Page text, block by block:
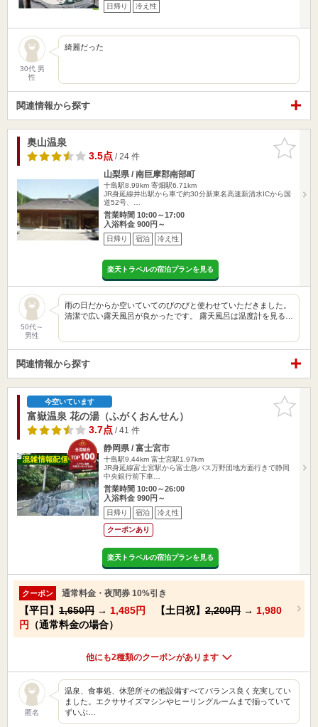
日帰り 冷え性
30代 男
性
綺麗だった
関連情報から探す
お気に入
りに追加
奥山温泉
3.5点/ 24 件
山梨県 / 南巨摩郡南部町
十島駅8.99km 寄畑駅6.71km
JR身延線井出駅から車で約30分新東名高速新清水ICから国
道52号、…
営業時間 10:00～17:00
入浴料金 900円～
日帰り 宿泊 冷え性
楽天トラベルの宿泊プランを見る
50代～
男性
雨の日だからか空いていてのびのびと使わせていただきました。
清潔で広い露天風呂が良かったです。 露天風呂は温度計を見る…
関連情報から探す
お気に入
りに追加
今空いています
富嶽温泉 花の湯（ふがくおんせん）
3.7点/ 41 件
静岡県 / 富士宮市
十島駅9.44km 富士宮駅1.97km
JR身延線富士宮駅から富士急バス万野団地方面行きで静岡
中央銀行前下車…
営業時間 10:00～26:00
入浴料金 990円～
日帰り 宿泊 冷え性
クーポンあり
楽天トラベルの宿泊プランを見る
クーポン 通常料金・夜間券 10%引き
【平日】 1,650円 → 1,485円 【土日祝】 2,200円 → 1,980
円
（通常料金の場合）
他にも2種類のクーポンがあります
匿名
温泉、食事処、休憩所その他設備すべてバランス良く充実してい
ました。エクササイズマシンやヒーリングルームまで揃っていて
ずいぶ…